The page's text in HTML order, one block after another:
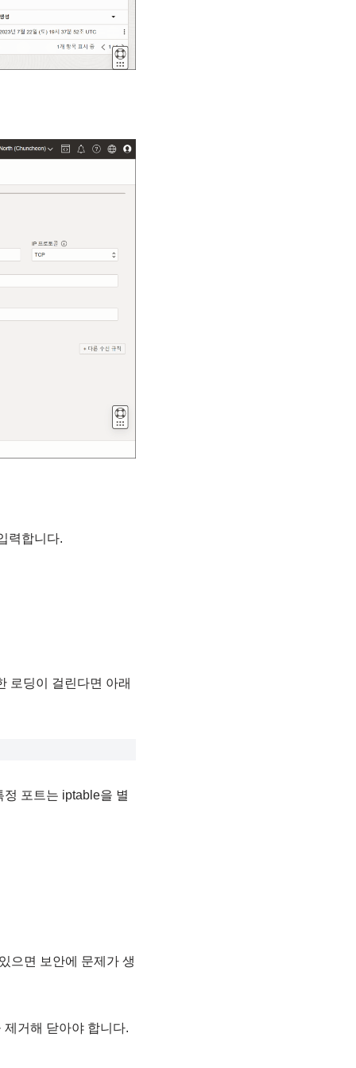
력합니다.
로딩이 걸린다면 아래
포트는 iptable을 별
으면 보안에 문제가 생
거해 닫아야 합니다.